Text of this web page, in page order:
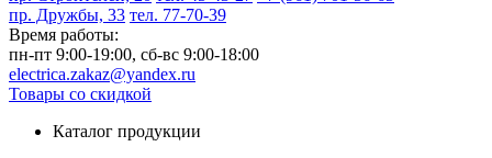
пр. Дружбы, 33 тел. 77-70-39
Время работы:
пн-пт 9:00-19:00, сб-вс 9:00-18:00
electrica.zakaz@yandex.ru
Товары со скидкой
Каталог продукции